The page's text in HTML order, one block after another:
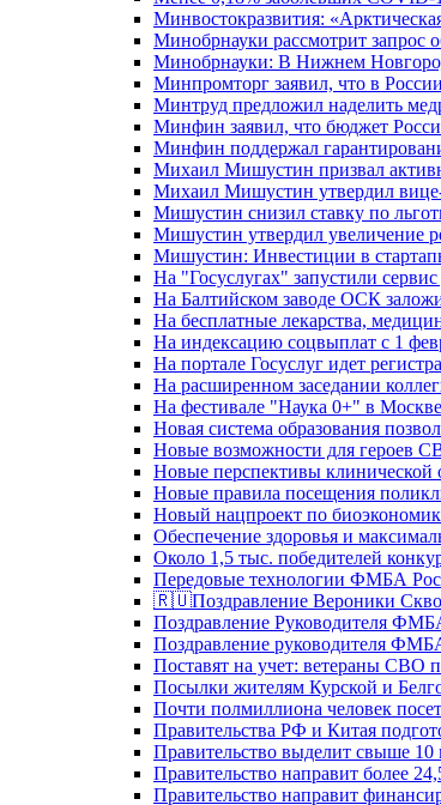
Минвостокразвития:
Минобрнауки рассмотрит
Минобрнауки: В Нижнем
Минпромторг заявил, что в
Минтруд предложил наделить
Минфин заявил, что бюджет
Минфин поддержал
Михаил Мишустин призвал
Михаил Мишустин утвердил вице-
Мишустин снизил ставку по
Мишустин утвердил увеличение
Мишустин: Инвестиции в
На "Госуслугах" запустили
На Балтийском заводе ОСК
На бесплатные лекарства,
На индексацию соцвыплат с 1
На портале Госуслуг идет
На расширенном заседании
На фестивале "Наука 0+" в
Новая система образования
Новые возможности для героев
Новые перспективы
Новые правила посещения
Новый нацпроект по
Обеспечение здоровья и
Около 1,5 тыс. победителей
Передовые технологии ФМБА
🇷🇺Поздравление Вероники
Поздравление Руководителя
Поздравление руководителя
Поставят на учет: ветераны СВО
Посылки жителям Курской и
Почти полмиллиона человек
Правительства РФ и Китая
Правительство выделит свыше
Правительство направит более
Правительство направит